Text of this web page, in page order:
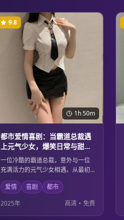
1h 50m
9.8
都市爱情喜剧：当霸道总裁遇
上元气少女，爆笑日常与甜蜜
邂逅的浪漫故事
一位冷酷的霸道总裁，意外与一位
充满活力的元气少女相遇。从最初
的误解到日渐生情，两人在都市的
喧嚣中上演了一幕幕啼笑皆非又温
馨感人的爱情故事。本片以轻松幽
默的方式展现了现代都市人的情感
困境与成长。
爱情 喜剧
都市
2025年
高清 • 免费